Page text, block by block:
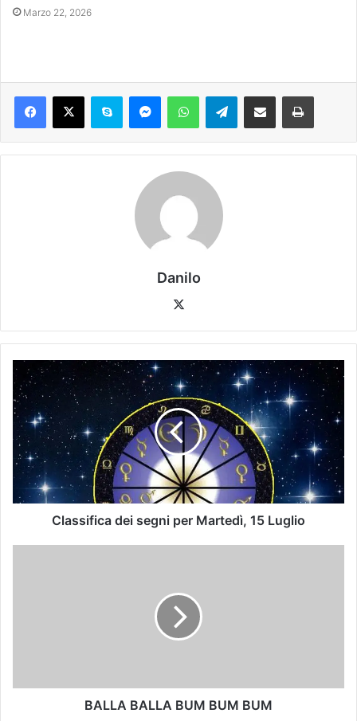
Marzo 22, 2026
Danilo
Classifica dei segni per Martedì, 15 Luglio
BALLA BALLA BUM BUM BUM